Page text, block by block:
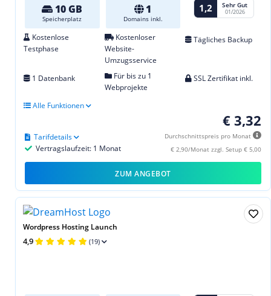
10 GB
Speicherplatz
1
Domains inkl.
1,2 Sehr Gut
01/2026
Kostenlose
Testphase
Kostenloser
Website-
Umzugsservice
Tägliches Backup
1 Datenbank
Für bis zu 1
Webprojekte
SSL Zertifikat inkl.
Alle Funktionen
€ 3,32
Durchschnittspreis pro Monat
€ 2,90/Monat zzgl. Setup € 5,00
Vertragslaufzeit: 1 Monat
Tarifdetails
ZUM ANGEBOT
Wordpress Hosting Launch
4,9 (19)